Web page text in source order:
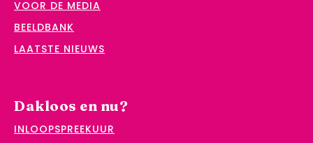
VOOR DE MEDIA
BEELDBANK
LAATSTE NIEUWS
Dakloos en nu?
INLOOPSPREEKUUR